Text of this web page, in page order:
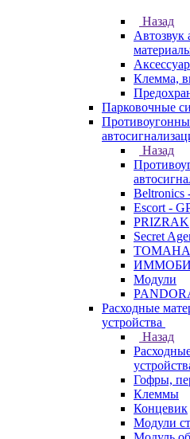
Назад
Автозвук
Клемма,
Парковочные
Назад
Beltronics
Escort -
PRIZRAK
Secret
Модули
Расходные
устройства
Назад
Гофры,
Клеммы
Концевик
Модули